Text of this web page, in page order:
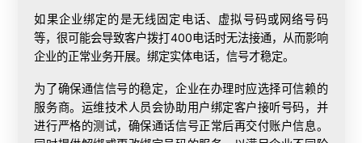
如果企业绑定的是无线固定电话、虚拟号码或网络号码
等，很可能会导致客户拨打400电话时无法接通，从而影响
企业的正常业务开展。绑定实体电话，信号才稳定。
为了确保通信信号的稳定，企业在办理时应选择可信赖的
服务商。运维技术人员会协助用户绑定客户接听号码，并
进行严格的测试，确保通话信号正常后再交付账户信息。